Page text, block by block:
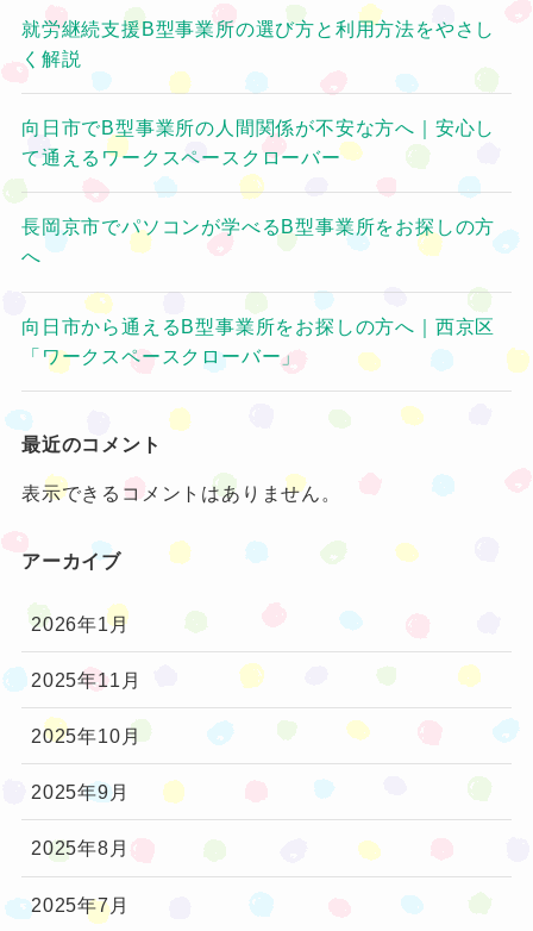
就労継続支援B型事業所の選び方と利用方法をやさし
く解説
向日市でB型事業所の人間関係が不安な方へ｜安心し
て通えるワークスペースクローバー
長岡京市でパソコンが学べるB型事業所をお探しの方
へ
向日市から通えるB型事業所をお探しの方へ｜西京区
「ワークスペースクローバー」
最近のコメント
表示できるコメントはありません。
アーカイブ
2026年1月
2025年11月
2025年10月
2025年9月
2025年8月
2025年7月